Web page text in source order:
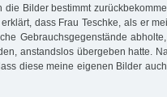
die Bilder bestimmt
dass Frau Teschke, als er
Gebrauchsgegenstände
anstandslos übergeben hatte.
diese meine eigenen Bilder